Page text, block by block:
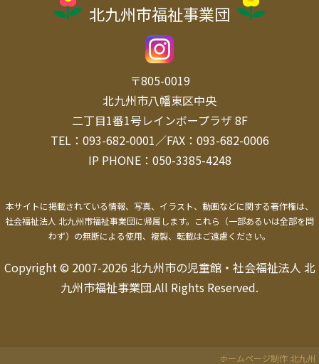
北九州市福祉事業団
〒805-0019
北九州市八幡東区中央
二丁目1番1号レインボープラザ 8F
TEL：093-682-0001／FAX：093-682-0006
IP PHONE：050-3385-4248
本サイトに掲載されている情報、写真、イラスト、動画などに関する著作権は、
社会福祉法人 北九州市福祉事業団に帰属します。 これら（一部あるいは全部を問
わず）の無断による使用、複製、転載はご遠慮ください。
Copyright © 2007-2026 北九州市の児童館・社会福祉法人 北
九州市福祉事業団.All Rights Reserved.
ホームページ制作 北九州